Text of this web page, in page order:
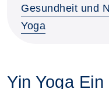
Gesundheit und
Yoga
Yin Yoga